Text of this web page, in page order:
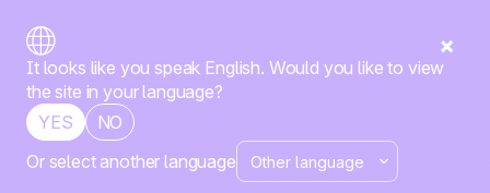
It looks like you speak English. Would you like to view
the site in your language?
YES
NO
Or select another language
Vertriebsstrategie